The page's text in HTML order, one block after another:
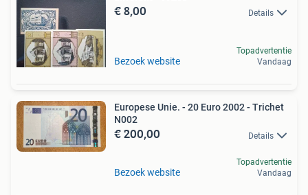
€ 8,00 Details
Bezoek website
Topadvertentie
Vandaag
Europese Unie. - 20 Euro 2002 - Trichet
N002
€ 200,00 Details
Bezoek website
Topadvertentie
Vandaag